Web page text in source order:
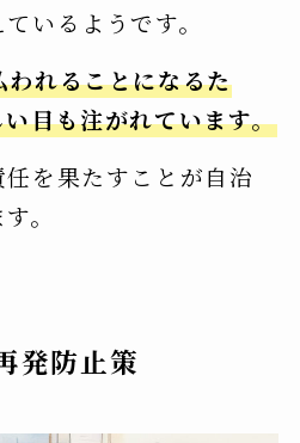
いるようです。
れることになるた
目も注がれています。
を果たすことが自治
。
発防止策